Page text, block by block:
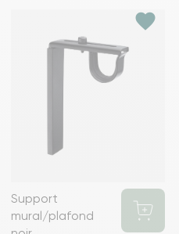
favorite
Support
mural/plafond